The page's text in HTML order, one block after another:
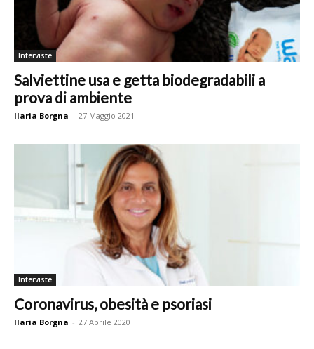
Interviste
Salviettine usa e getta biodegradabili a
prova di ambiente
Ilaria Borgna - 27 Maggio 2021
Interviste
Coronavirus, obesità e psoriasi
Ilaria Borgna - 27 Aprile 2020